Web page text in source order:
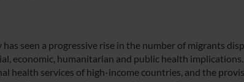
has seen a progressive rise in the number of migrants
economic, humanitarian and public health
health services of high-income countries, and the